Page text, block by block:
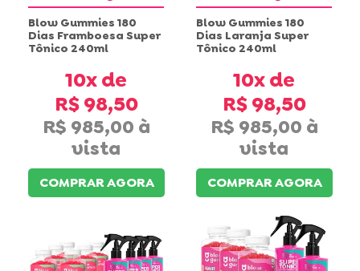
Blow Gummies 180
Dias Framboesa Super
Tônico 240ml
R$ 985,00
10x
R$ 98,50
COMPRAR AGORA
Blow Gummies 180
Dias Laranja Super
Tônico 240ml
R$ 985,00
10x
R$ 98,50
COMPRAR AGORA